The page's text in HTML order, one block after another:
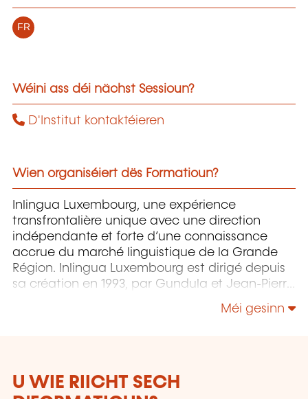
FR
Wéini ass déi nächst Sessioun?
D'Institut kontaktéieren
Wien organiséiert dës Formatioun?
Inlingua Luxembourg, une expérience
transfrontalière unique avec une direction
indépendante et forte d’une connaissance
accrue du marché linguistique de la Grande
Région. Inlingua Luxembourg est dirigé depuis
sa création en 1993, par Gundula et Jean-Pierre
Piersanti. Notre objectif: vous permettre de
bénéficier d’un service et d’une expertise
Méi gesinn
U WIE RIICHT SECH